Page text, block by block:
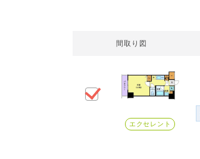
間取り図
エクセレント